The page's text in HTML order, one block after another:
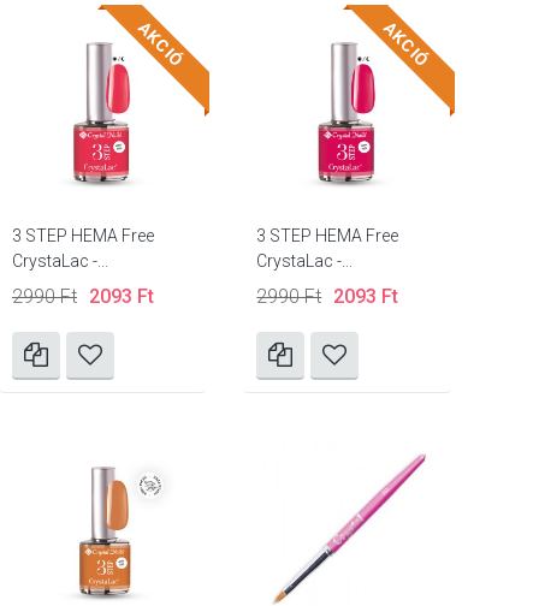
AKCIÓ
3 STEP HEMA Free
CrystaLac -...
2990 Ft 2093 Ft
AKCIÓ
3 STEP HEMA Free
CrystaLac -...
2990 Ft 2093 Ft